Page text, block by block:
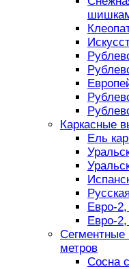
Каркасные
Ель
Евро-2,
Евро-2,
Сегментные
метров
Сосна